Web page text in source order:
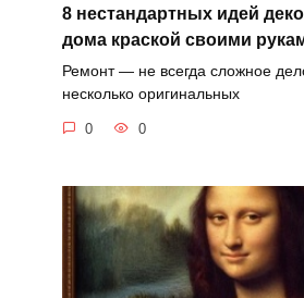
8 нестандартных идей
дома краской своими
Ремонт — не всегда сложное
несколько оригинальных
0 0